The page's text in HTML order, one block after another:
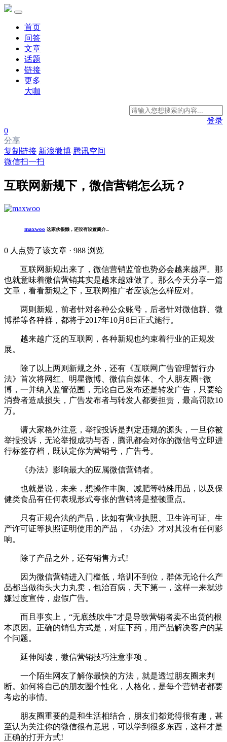
首页
问答
文章
话题
链接
更多
大咖
登录
0
分享
复制链接 新浪微博 腾讯空间
微信扫一扫
互联网新规下，微信营销怎么玩？
maxwoo 这家伙很懒，还没有设置简介...
0 人点赞了该文章 · 988 浏览
互联网新规出来了，微信营销监管也势必会越来越严。那
也就意味着微信营销其实是越来越难做了。那么今天分享一篇
文章，看看新规之下，互联网推广者应该怎么样应对。
两则新规，前者针对各种公众账号，后者针对微信群、微
博群等各种群，都将于2017年10月8日正式施行。
越来越广泛的互联网，各种新规也约束着行业的正规发
展。
除了以上两则新规之外，还有《互联网广告管理暂行办
法》首次将网红、明星微博、微信自媒体、个人朋友圈+微
博，一并纳入监管范围，无论自己发布还是转发广告，只要给
消费者造成损失，广告发布者与转发人都要担责，最高罚款10
万。
请大家格外注意，举报投诉是判定违规的源头，一旦你被
举报投诉，无论举报成功与否，腾讯都会对你的微信号立即进
行标签存档，既认定你为营销号，广告号。
《办法》影响最大的应属微信营销者。
也就是说，未来，想操作丰胸、减肥等特殊用品，以及保
健类食品有任何表现形式夸张的营销将是整顿重点。
只有正规合法的产品，比如有营业执照、卫生许可证、生
产许可证等执照证明使用的产品，《办法》才对其没有任何影
响。
除了产品之外，还有销售方式!
因为微信营销进入门槛低，培训不到位，群体无论什么产
品都当做街头大力丸卖，包治百病，天下第一，这样一来就涉
嫌过度宣传，虚假广告。
而且事实上，“无底线吹牛”才是导致营销者卖不出货的根
本原因。正确的销售方式是，对症下药，用产品解决客户的某
个问题。
延伸阅读，微信营销技巧注意事项 。
一个陌生网友了解你最快的方法，就是透过朋友圈来判
断。如何将自己的朋友圈个性化，人格化，是每个营销者都要
考虑的事情。
朋友圈重要的是和生活相结合，朋友们都觉得很有趣，甚
至认为关注你的微信很有意思，可以学到很多东西，这样才是
正确的打开方式!